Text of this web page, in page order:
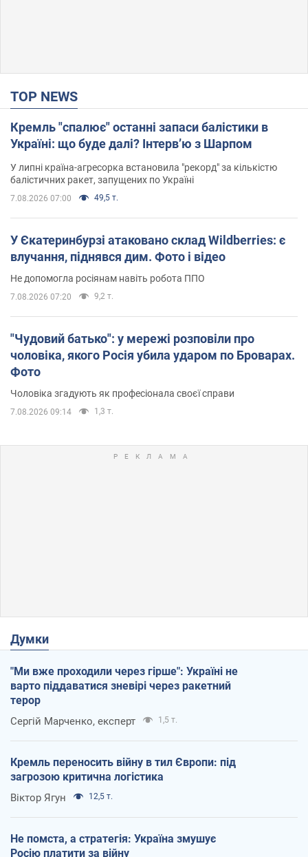
TOP NEWS
Кремль "спалює" останні запаси балістики в
Україні: що буде далі? Інтерв’ю з Шарпом
У липні країна-агресорка встановила "рекорд" за кількістю
балістичних ракет, запущених по Україні
7.08.2026 07:00 49,5 т.
У Єкатеринбурзі атаковано склад Wildberries: є
влучання, піднявся дим. Фото і відео
Не допомогла росіянам навіть робота ППО
7.08.2026 07:20 9,2 т.
"Чудовий батько": у мережі розповіли про
чоловіка, якого Росія убила ударом по Броварах.
Фото
Чоловіка згадують як професіонала своєї справи
7.08.2026 09:14 1,3 т.
Думки
"Ми вже проходили через гірше": Україні не
варто піддаватися зневірі через ракетний
терор
Сергій Марченко, експерт 1,5 т.
Кремль переносить війну в тил Європи: під
загрозою критична логістика
Віктор Ягун 12,5 т.
Не помста, а стратегія: Україна змушує
Росію платити за війну